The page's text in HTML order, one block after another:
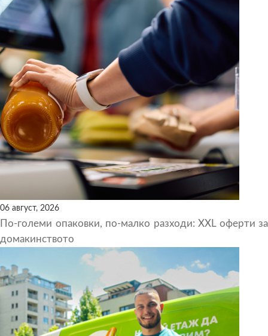
06 август, 2026
По-големи опаковки, по-малко разходи: XXL оферти за
домакинството